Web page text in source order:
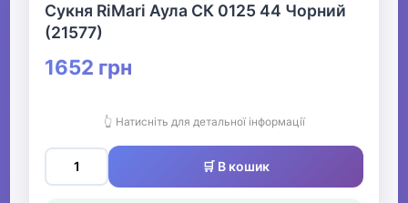
Сукня RiMari Аула СК 0125 44 Чорний
(21577)
1652 грн
👆 Натисніть для детальної інформації
🛒 В кошик